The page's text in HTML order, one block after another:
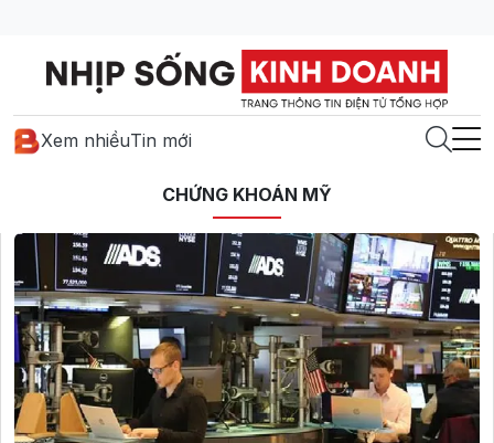
Xem nhiềuTin mới
CHỨNG KHOÁN MỸ